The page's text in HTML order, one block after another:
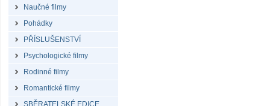
Naučné filmy
Pohádky
PŘÍSLUŠENSTVÍ
Psychologické filmy
Rodinné filmy
Romantické filmy
SBĚRATELSKÉ EDICE